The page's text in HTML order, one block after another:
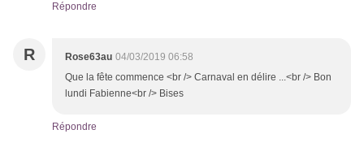
Répondre
R Rose63au 04/03/2019 06:58
Que la fête commence <br /> Carnaval en délire ...<br /> Bon
lundi Fabienne<br /> Bises
Répondre